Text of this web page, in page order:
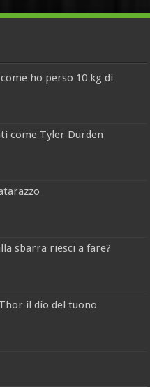
ho perso 10 kg di
come Tyler Durden
sbarra riesci a fare?
il dio del tuono